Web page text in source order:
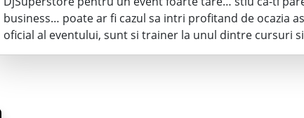
business… poate ar fi cazul sa intri profitand de ocazia
oficial al eventului, sunt si trainer la unul dintre cursuri